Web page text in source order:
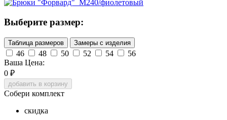
Выберите размер:
Таблица размеров Замеры с изделия
46 48 50 52 54
56
Ваша Цена:
0 ₽
добавить в корзину
Собери комплект
скидка